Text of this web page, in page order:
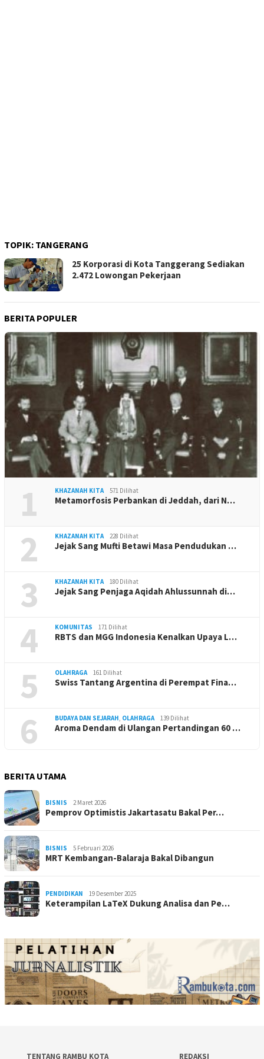
TOPIK: TANGERANG
25 Korporasi di Kota Tanggerang Sediakan
2.472 Lowongan Pekerjaan
BERITA POPULER
1 KHAZANAH KITA 571 Dilihat
Metamorfosis Perbankan di Jeddah, dari N…
2 KHAZANAH KITA 228 Dilihat
Jejak Sang Mufti Betawi Masa Pendudukan …
3 KHAZANAH KITA 180 Dilihat
Jejak Sang Penjaga Aqidah Ahlussunnah di…
4 KOMUNITAS 171 Dilihat
RBTS dan MGG Indonesia Kenalkan Upaya L…
5 OLAHRAGA 161 Dilihat
Swiss Tantang Argentina di Perempat Fina…
6 BUDAYA DAN SEJARAH, OLAHRAGA 139 Dilihat
Aroma Dendam di Ulangan Pertandingan 60 …
BERITA UTAMA
BISNIS 2 Maret 2026
Pemprov Optimistis Jakartasatu Bakal Per…
BISNIS 5 Februari 2026
MRT Kembangan-Balaraja Bakal Dibangun
PENDIDIKAN 19 Desember 2025
Keterampilan LaTeX Dukung Analisa dan Pe…
TENTANG RAMBU KOTA REDAKSI